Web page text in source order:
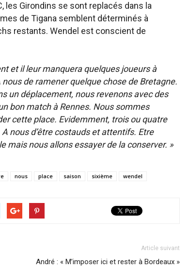
les Girondins se sont replacés dans la
de Tigana semblent déterminés à
restants. Wendel est conscient de
et il leur manquera quelques joueurs à
de ramener quelque chose de Bretagne.
un déplacement, nous revenons avec des
bon match à Rennes. Nous sommes
cette place. Evidemment, trois ou quatre
nous d’être costauds et attentifs. Etre
mais nous allons essayer de la conserver. »
nous place saison sixième wendel
Article suivant
André : « M’imposer ici et rester à Bordeaux »